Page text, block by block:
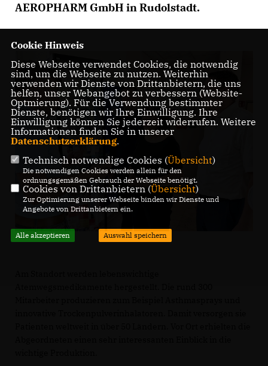
AEROPHARM GmbH in Rudolstadt.
Cookie Hinweis
Diese Webseite verwendet Cookies, die notwendig
sind, um die Webseite zu nutzen. Weiterhin
verwenden wir Dienste von Drittanbietern, die uns
helfen, unser Webangebot zu verbessern (Website-
Optmierung). Für die Verwendung bestimmter
Dienste, benötigen wir Ihre Einwilligung. Ihre
Einwilligung können Sie jederzeit widerrufen. Weitere
Informationen finden Sie in unserer
Datenschutzerklärung.
Technisch notwendige Cookies (Übersicht)
Die notwendigen Cookies werden allein für den
ordnungsgemäßen Gebrauch der Webseite benötigt.
Cookies von Drittanbietern (Übersicht)
Zur Optimierung unserer Webseite binden wir Dienste und
Angebote von Drittanbietern ein.
Alle akzeptieren Auswahl speichern